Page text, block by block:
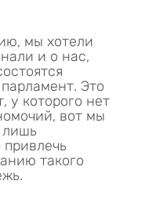
мы хотели
и о нас,
Это
у которого нет
вот мы
лишь
такого